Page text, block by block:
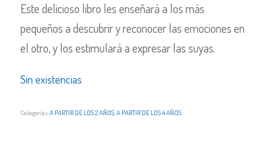
Este delicioso libro les enseñará a los más
pequeños a descubrir y reconocer las emociones en
el otro, y los estimulará a expresar las suyas.
Sin existencias
Categorías:A PARTIR DE LOS 2 AÑOS, A PARTIR DE LOS 4 AÑOS